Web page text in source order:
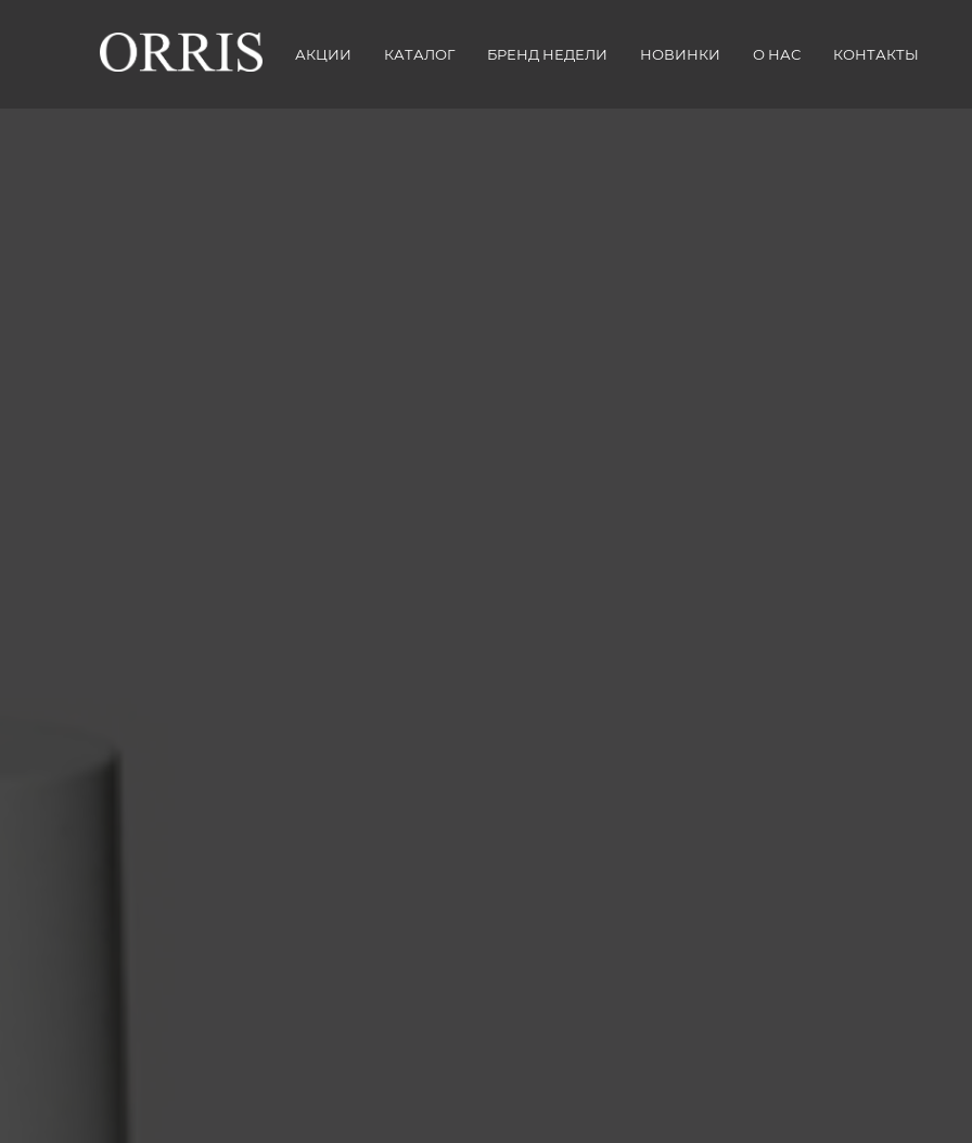
АКЦИИ КАТАЛОГ БРЕНД НЕДЕЛИ НОВИНКИ О НАС КОНТАКТЫ